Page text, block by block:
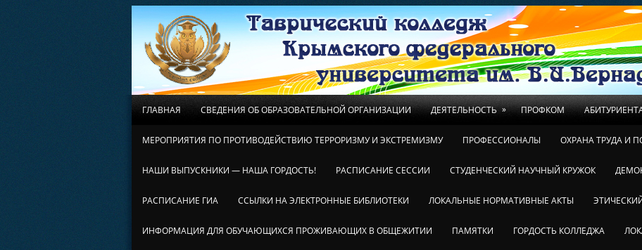
ГЛАВНАЯ СВЕДЕНИЯ ОБ ОБРАЗОВАТЕЛЬНОЙ ОРГАНИЗАЦИИ ДЕЯТЕЛЬНОСТЬ » ПРОФКОМ
МЕРОПРИЯТИЯ ПО ПРОТИВОДЕЙСТВИЮ ТЕРРОРИЗМУ И ЭКСТРЕМИЗМУ ПРОФЕССИОНАЛЫ ОХРАНА ТРУДА И
НАШИ ВЫПУСКНИКИ — НАША ГОРДОСТЬ! РАСПИСАНИЕ СЕССИИ СТУДЕНЧЕСКИЙ НАУЧНЫЙ КРУЖОК
РАСПИСАНИЕ ГИА ССЫЛКИ НА ЭЛЕКТРОННЫЕ БИБЛИОТЕКИ ЛОКАЛЬНЫЕ НОРМАТИВНЫЕ АКТЫ
ИНФОРМАЦИЯ ДЛЯ ОБУЧАЮЩИХСЯ ПРОЖИВАЮЩИХ В ОБЩЕЖИТИИ ПАМЯТКИ ГОРДОСТЬ КОЛЛЕДЖА